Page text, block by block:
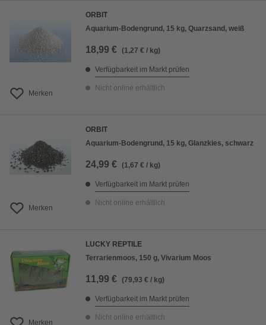
Merken
ORBIT
Aquarium-Bodengrund, 15 kg, Quarzsand, weiß
18,99 € (1,27 € / kg)
Verfügbarkeit im Markt prüfen
Nicht online erhältlich
Merken
ORBIT
Aquarium-Bodengrund, 15 kg, Glanzkies, schwarz
24,99 € (1,67 € / kg)
Verfügbarkeit im Markt prüfen
Nicht online erhältlich
Merken
LUCKY REPTILE
Terrarienmoos, 150 g, Vivarium Moos
11,99 € (79,93 € / kg)
Verfügbarkeit im Markt prüfen
Nicht online erhältlich